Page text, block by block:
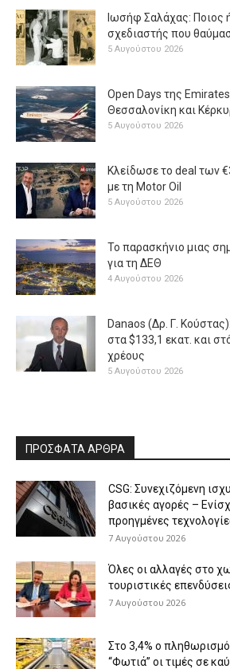
Ιωσήφ Σαλάχας: Ποιος
σχεδιαστής που
5 Αυγούστου 2026
Open Days της
Θεσσαλονίκη και
5 Αυγούστου 2026
Κλείδωσε το deal των
με τη Μotor Oil
5 Αυγούστου 2026
Το παρασκήνιο μιας
για τη ΔΕΘ
4 Αυγούστου 2026
Danaos (Δρ. Γ.
στα $133,1 εκατ. και
χρέους
5 Αυγούστου 2026
ΠΡΟΣΦΑΤΑ ΑΡΘΡΑ
CSG: Συνεχιζόμενη
βασικές αγορές –
προηγμένες
7 Αυγούστου 2026
Όλες οι αλλαγές στο
τουριστικές
7 Αυγούστου 2026
Στο 3,4% ο
“Φωτιά” οι τιμές σε